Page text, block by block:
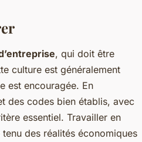
, qui doit être
culture est généralement
est encouragée. En
des codes bien établis, avec
essentiel. Travailler en
des réalités économiques